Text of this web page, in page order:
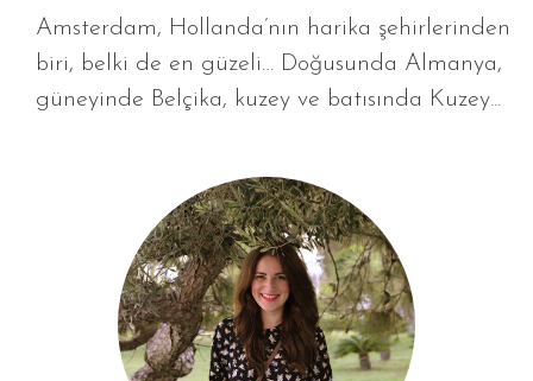
Amsterdam, Hollanda’nın harika şehirlerinden
biri, belki de en güzeli… Doğusunda Almanya,
güneyinde Belçika, kuzey ve batısında Kuzey...